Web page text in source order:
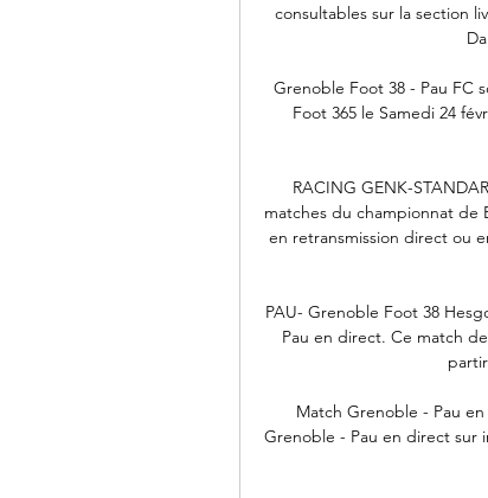
consultables sur la section
Grenoble Foot 38 - Pau FC
Foot 365 le Samedi 24
RACING GENK-
matches du championnat de
en retransmission direct ou
PAU- Grenoble Foot 38
Pau en direct. Ce match
Match Grenoble - Pau
Grenoble - Pau en direct sur